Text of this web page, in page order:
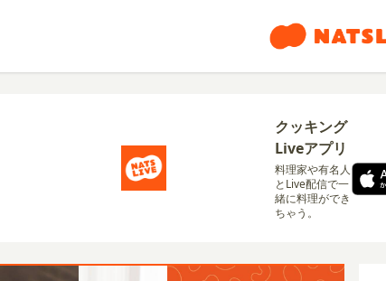
クッキング
Liveアプリ
料理家や有名人
とLive配信で一
緒に料理ができ
ちゃう。